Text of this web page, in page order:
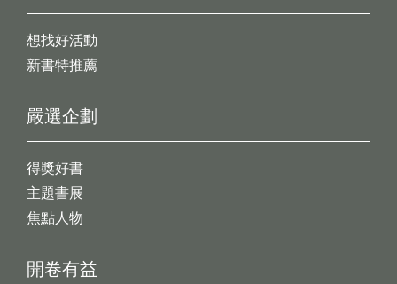
想找好活動
新書特推薦
開卷有益
嚴選企劃
得獎好書
主題書展
焦點人物